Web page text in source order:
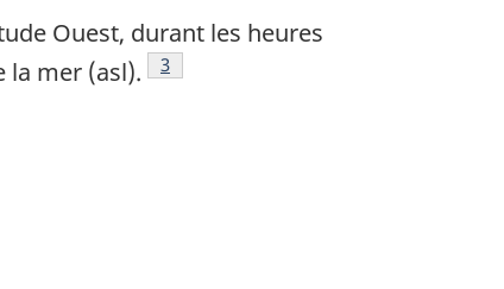
Ouest, durant les heures
la mer (asl).
Note de bas de page
3